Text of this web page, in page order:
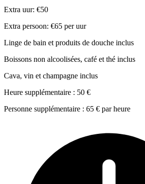
Extra uur: €50
Extra persoon: €65 per uur
Linge de bain et produits de douche inclus
Boissons non alcoolisées, café et thé inclus
Cava, vin et champagne inclus
Heure supplémentaire : 50 €
Personne supplémentaire : 65 € par heure